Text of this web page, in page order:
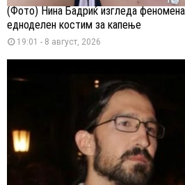
(Фото) Нина Бадриќ изгледа
едноделен костим за капење
19:01 - 8 август, 2026